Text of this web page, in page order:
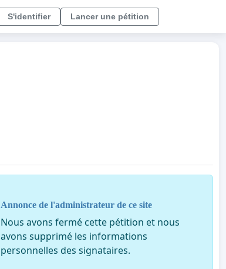
S'identifier Lancer une pétition
Annonce de l'administrateur de ce site
Nous avons fermé cette pétition et nous
avons supprimé les informations
personnelles des signataires.